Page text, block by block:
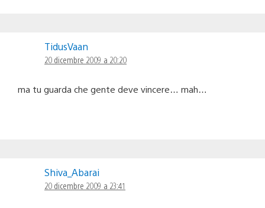
TidusVaan
20 dicembre 2009 a 20:20
ma tu guarda che gente deve vincere… mah…
Shiva_Abarai
20 dicembre 2009 a 23:41